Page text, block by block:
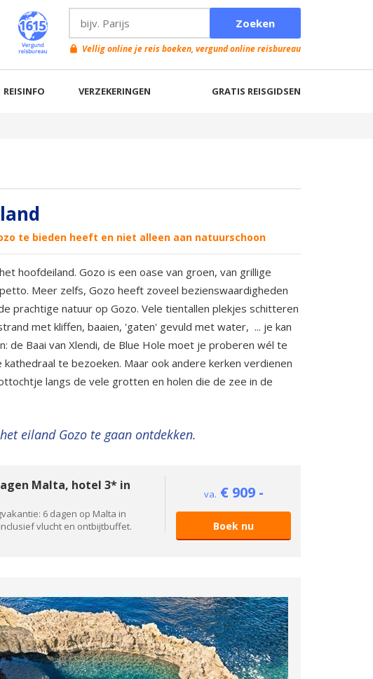
Vellig online je reis boeken, vergund online reisbureau
REISINFO VERZEKERINGEN GRATIS REISGIDSEN
te bieden heeft en niet alleen aan natuurschoon
hoofdeiland. Gozo is een oase van groen, van grillige
Meer zelfs, Gozo heeft zoveel bezienswaardigheden
prachtige natuur op Gozo. Vele tientallen plekjes schitteren
met kliffen, baaien, 'gaten' gevuld met water, ... je kan
de Baai van Xlendi, de Blue Hole moet je proberen wél te
te bezoeken. Maar ook andere kerken verdienen
langs de vele grotten en holen die de zee in de
eiland Gozo te gaan ontdekken.
Malta, hotel 3* in
6 dagen op Malta in
vlucht en ontbijtbuffet.
va. € 909 -
Boek nu